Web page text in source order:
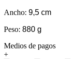
Ancho: 9,5 cm
Peso: 880 g
Medios de pagos
+